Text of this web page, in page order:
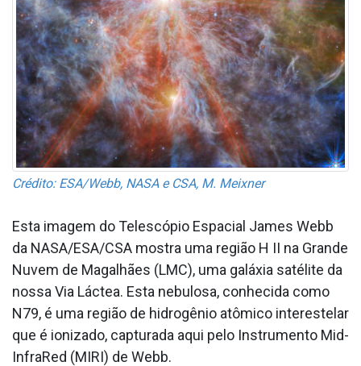
Crédito: ESA/Webb, NASA e CSA, M. Meixner
Esta imagem do Telescópio Espacial James Webb
da NASA/ESA/CSA mostra uma região H II na Grande
Nuvem de Magalhães (LMC), uma galáxia satélite da
nossa Via Láctea. Esta nebulosa, conhecida como
N79, é uma região de hidrogênio atômico interestelar
que é ionizado, capturada aqui pelo Instrumento Mid-
InfraRed (MIRI) de Webb.